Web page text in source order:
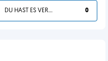
DU HAST ES VERDIENT 0